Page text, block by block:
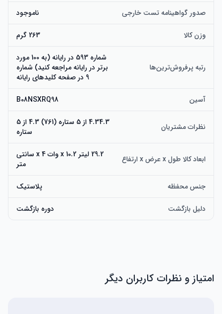
صدور گواهینامه تست خارجی ناموجود
وزن کالا 263 گرم
رتبه پرفروش‌ترین‌ها
شماره 593 در رایانه (به 100 مورد
برتر در رایانه مراجعه کنید) شماره
9 در صفحه کلیدهای رایانه
آسین B08NSXRQ98
نظرات مشتریان
4.34.3 از 5 ستاره (761) 4.3 از 5
ستاره
ابعاد کالا طول x عرض x ارتفاع
29.2 لیتر x 10.2 وات x 4 سانتی
متر
جنس محفظه پلاستیک
دلیل بازگشت دوره بازگشت
امتیاز و نظرات کاربران دیگر